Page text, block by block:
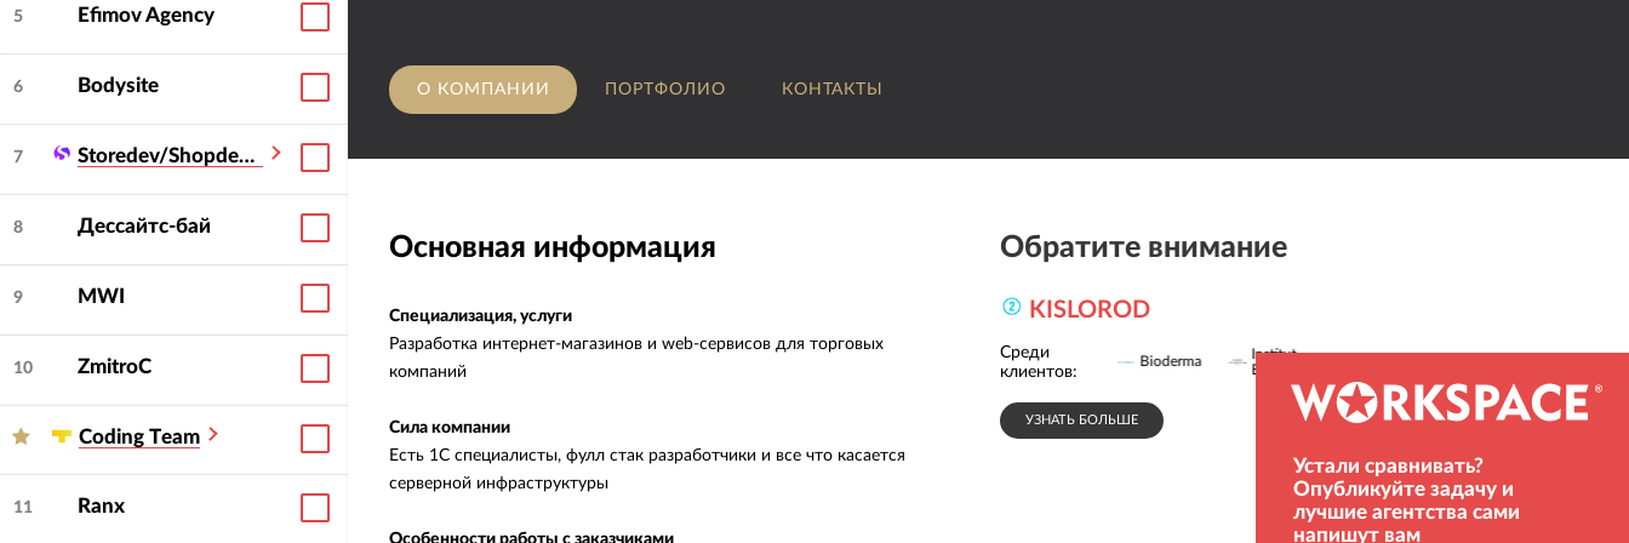
5 Efimov Agency
6 Bodysite
7 Storedev/Shopdev Systems
8 Дессайтс-бай
9 MWI
10 ZmitroC
Сoding Тeam
11 Ranx
О КОМПАНИИ ПОРТФОЛИО КОНТАКТЫ
Основная информация
Специализация, услуги
Разработка интернет-магазинов и web-сервисов для торговых
компаний
Сила компании
Есть 1С специалисты, фулл стак разработчики и все что касается
серверной инфраструктуры
Особенности работы с заказчиками
Обратите внимание
KISLOROD
Среди
клиентов:
INCANTO Bioderma
Institut
Esthederm
УЗНАТЬ БОЛЬШЕ
Устали сравнивать?
Опубликуйте задачу и
лучшие агентства сами
напишут вам